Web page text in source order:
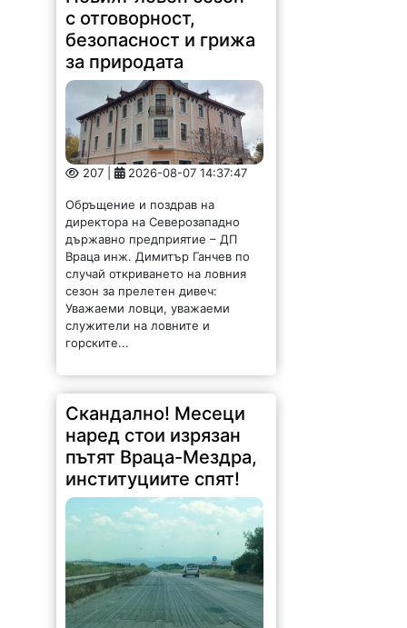
с отговорност,
безопасност и грижа
за природата
207 | 2026-08-07 14:37:47
Обръщение и поздрав на
директора на Северозападно
държавно предприятие – ДП
Враца инж. Димитър Ганчев по
случай откриването на ловния
сезон за прелетен дивеч:
Уважаеми ловци, уважаеми
служители на ловните и
горските...
Скандално! Месеци
наред стои изрязан
пътят Враца-Мездра,
институциите спят!